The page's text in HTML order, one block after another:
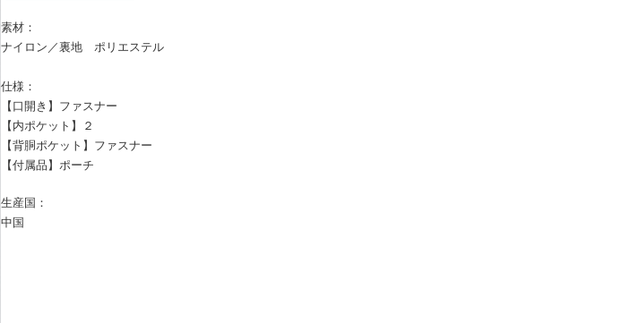
素材：
ナイロン／裏地 ポリエステル
仕様：
【口開き】ファスナー
【内ポケット】２
【背胴ポケット】ファスナー
【付属品】ポーチ
生産国：
中国